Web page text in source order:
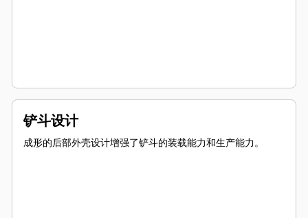
铲斗设计
成形的后部外壳设计增强了铲斗的装载能力和生产能力。